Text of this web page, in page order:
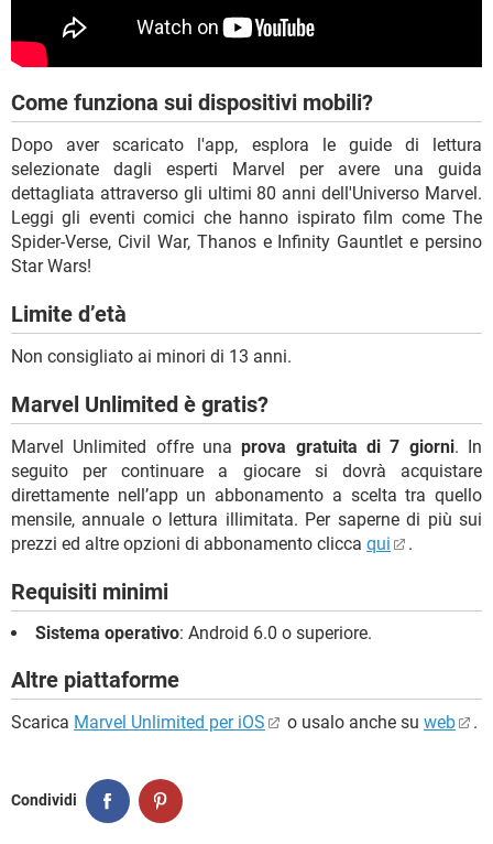
Come funziona sui dispositivi mobili?
Dopo aver scaricato l'app, esplora le guide di lettura
selezionate dagli esperti Marvel per avere una guida
dettagliata attraverso gli ultimi 80 anni dell'Universo Marvel.
Leggi gli eventi comici che hanno ispirato film come The
Spider-Verse, Civil War, Thanos e Infinity Gauntlet e persino
Star Wars!
Limite d’età
Non consigliato ai minori di 13 anni.
Marvel Unlimited è gratis?
Marvel Unlimited offre unaprova gratuita di 7 giorni. In
seguito per continuare a giocare si dovrà acquistare
direttamente nell’app un abbonamento a scelta tra quello
mensile, annuale o lettura illimitata. Per saperne di più sui
prezzi ed altre opzioni di abbonamento clicca qui .
Requisiti minimi
Sistema operativo: Android 6.0 o superiore.
Altre piattaforme
Scarica Marvel Unlimited per iOS o usalo anche su web .
Condividi